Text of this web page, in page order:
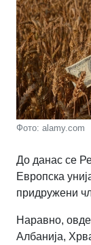
Фото: аlаmy.cоm
До данас се
Европска
придружени
Наравно,
Албанија,